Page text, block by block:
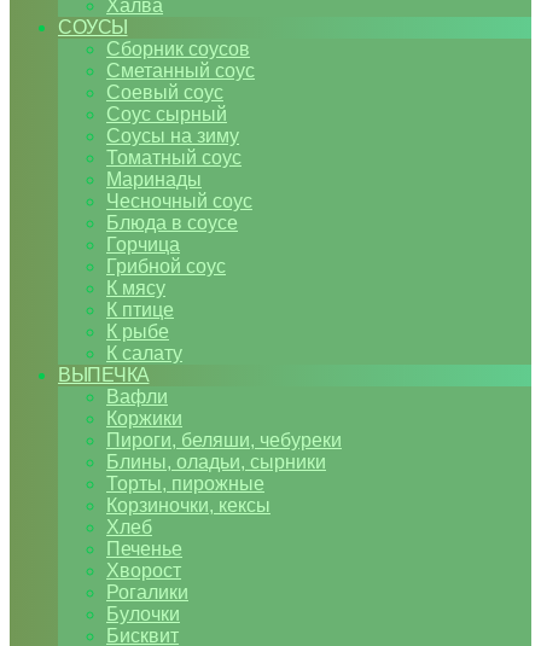
Халва
СОУСЫ
Сборник соусов
Сметанный соус
Соевый соус
Соус сырный
Соусы на зиму
Томатный соус
Маринады
Чесночный соус
Блюда в соусе
Горчица
Грибной соус
К мясу
К птице
К рыбе
К салату
ВЫПЕЧКА
Вафли
Коржики
Пироги, беляши, чебуреки
Блины, оладьи, сырники
Торты, пирожные
Корзиночки, кексы
Хлеб
Печенье
Хворост
Рогалики
Булочки
Бисквит